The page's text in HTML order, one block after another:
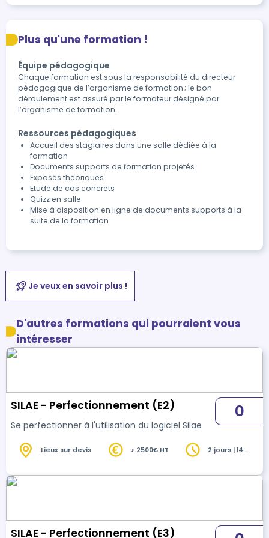
Plus qu'une formation !
Équipe pédagogique
Chaque formation est sous la responsabilité du directeur
pédagogique de l’organisme de formation ; le bon
déroulement est assuré par le formateur désigné par
l’organisme de formation.
Ressources pédagogiques
Accueil des stagiaires dans une salle dédiée à la
formation
Documents supports de formation projetés
Exposés théoriques
Etude de cas concrets
Quizz en salle
Mise à disposition en ligne de documents supports à la
suite de la formation
Je veux en savoir plus !
D'autres formations qui pourraient vous
intéresser
SILAE - Perfectionnement (E2)
Se perfectionner à l'utilisation du logiciel Silae
0
Lieux sur devis > 2500€ HT
2 jours | 14
SILAE - Perfectionnement (E3)